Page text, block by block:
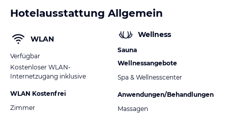
Hotelausstattung Allgemein
WLAN
Verfügbar
Kostenloser WLAN-
Internetzugang inklusive
WLAN Kostenfrei
Zimmer
Wellness
Sauna
Wellnessangebote
Spa & Wellnesscenter
Anwendungen/Behandlungen
Massagen